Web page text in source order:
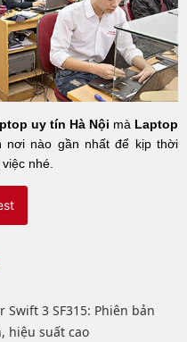
uy tín Hà Nội mà Laptop
nơi nào gần nhất để kịp thời
nhé.
Swift 3 SF315: Phiên bản
hiệu suất cao